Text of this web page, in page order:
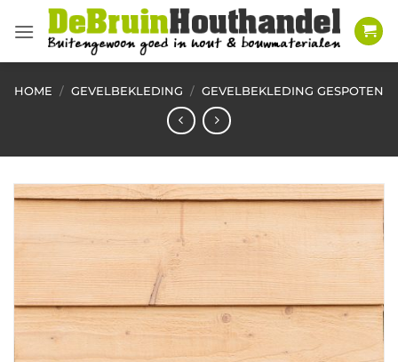
naar
HOME / GEVELBEKLEDING / GEVELBEKLEDING GESPOTEN